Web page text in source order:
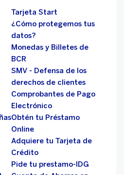
Tarjeta Start
¿Cómo protegemos tus
datos?
Monedas y Billetes de
BCR
SMV - Defensa de los
derechos de clientes
Comprobantes de Pago
Electrónico
Obtén tu Préstamo
Online
Adquiere tu Tarjeta de
Crédito
Pide tu prestamo-IDG